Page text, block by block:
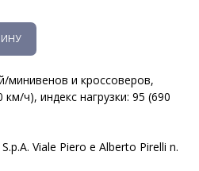
минивенов и кроссоверов,
ч), индекс нагрузки: 95 (690
Viale Piero e Alberto Pirelli n.